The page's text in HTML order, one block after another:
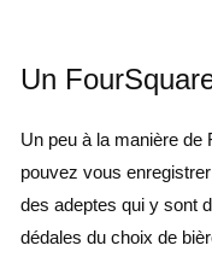
Un
Un peu à la manière de
pouvez vous
des adeptes qui y sont
dédales du choix de